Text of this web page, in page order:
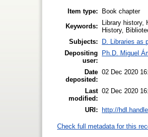
Item type:
Book chapter
Keywords:
Library
History,
Subjects:
D. Libraries as
Depositing
user:
Ph.D. Miguel
Date
deposited:
02 Dec 2020
Last
modified:
02 Dec 2020
URI: http://
Check full metadata for this